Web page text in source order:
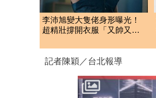
李沛旭變大隻佬身形曝光！
超精壯撐開衣服「又帥又
記者陳穎／台北報導